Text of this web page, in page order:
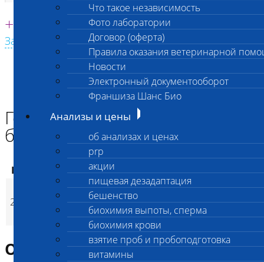
Единая круглосуточная справочная
+7 495 260 0 260
Заказать звонок с сайта
Что такое независимость
Фото лаборатории
Договор (оферта)
Правила оказания ветеринарной
Новости
Электронный документооборот
Франшиза Шанс Био
Анализы и цены
об анализах и ценах
prp
акции
пищевая дезадаптация
бешенство
биохимия выпоты, сперма
биохимия крови
взятие проб и пробоподготовка
витамины
Главная страница
Анализы и цены
ГЕНЕТИКА КОШЕК
Генетический комплекс для бенгальской кошки
Генетический комплекс для
бенгальской кошки
Код Наименование услуг Цена, руб.
2760
Генетический
комплекс для
бенгальской кошки
4 100p (Время
Описание исследования